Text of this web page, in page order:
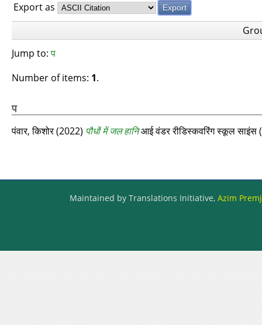
Export as
Jump to:प
Number of items: 1.
प
पंवार, किशोर(2022) पौधों में जल हानिआई वंडर रीडिस्‍कवरिंग स्‍कूल साइंस
Maintained by Translations Initiative, Azim